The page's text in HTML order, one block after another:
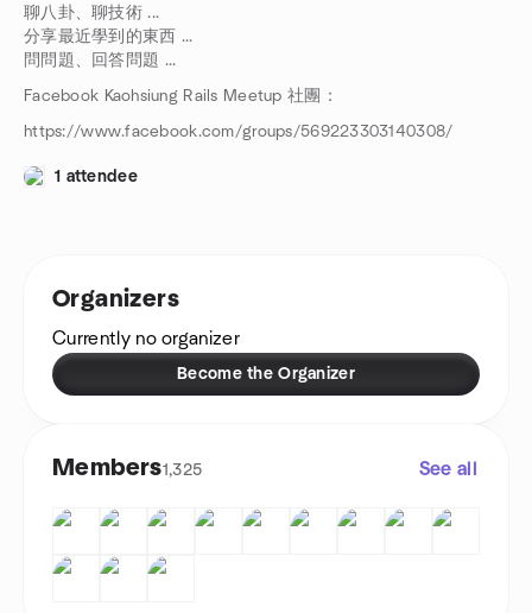
聊八卦、聊技術 ...
分享最近學到的東西 ...
問問題、回答問題 ...
Facebook Kaohsiung Rails Meetup 社團：
https://www.facebook.com/groups/569223303140308/
1 attendee
Organizers
Currently no organizer
Become the Organizer
Members1,325 See all